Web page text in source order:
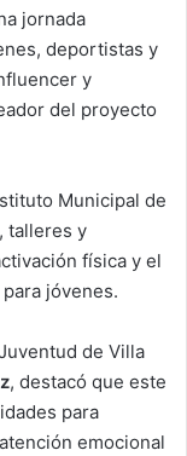
jornada
deportistas y
y
del proyecto
Municipal de
talleres y
física y el
jóvenes.
de Villa
, destacó que este
para
emocional